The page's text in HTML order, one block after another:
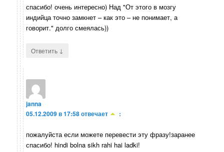
спасибо! очень интересно) Над "От этого в мозгу
индийца точно замкнет – как это – не понимает, а
говорит." долго смеялась))
Ответить ↓
janna
05.12.2009 в 17:58отвечает :
пожалуйста если можете перевести эту фразу!заранее
спасибо! hindi bolna sikh rahi hai ladki!